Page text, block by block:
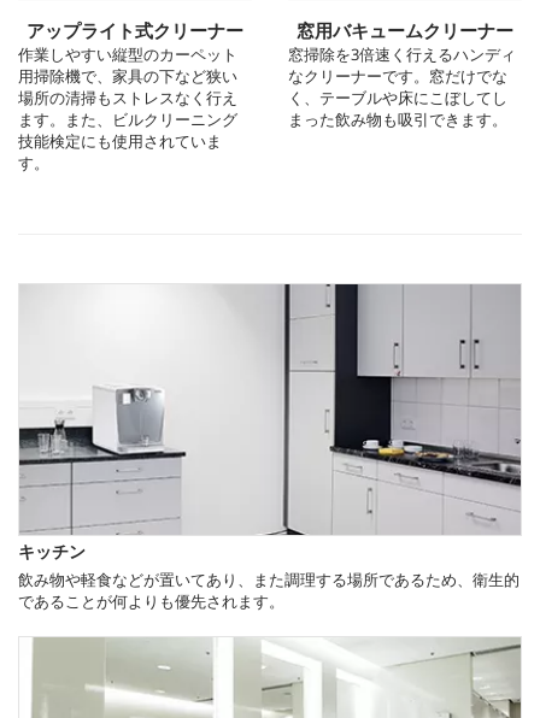
アップライト式クリーナー
作業しやすい縦型のカーペット
用掃除機で、家具の下など狭い
場所の清掃もストレスなく行え
ます。また、ビルクリーニング
技能検定にも使用されていま
す。
窓用バキュームクリーナー
窓掃除を3倍速く行えるハンディ
なクリーナーです。窓だけでな
く、テーブルや床にこぼしてし
まった飲み物も吸引できます。
キッチン
飲み物や軽食などが置いてあり、また調理する場所であるため、衛生的
であることが何よりも優先されます。